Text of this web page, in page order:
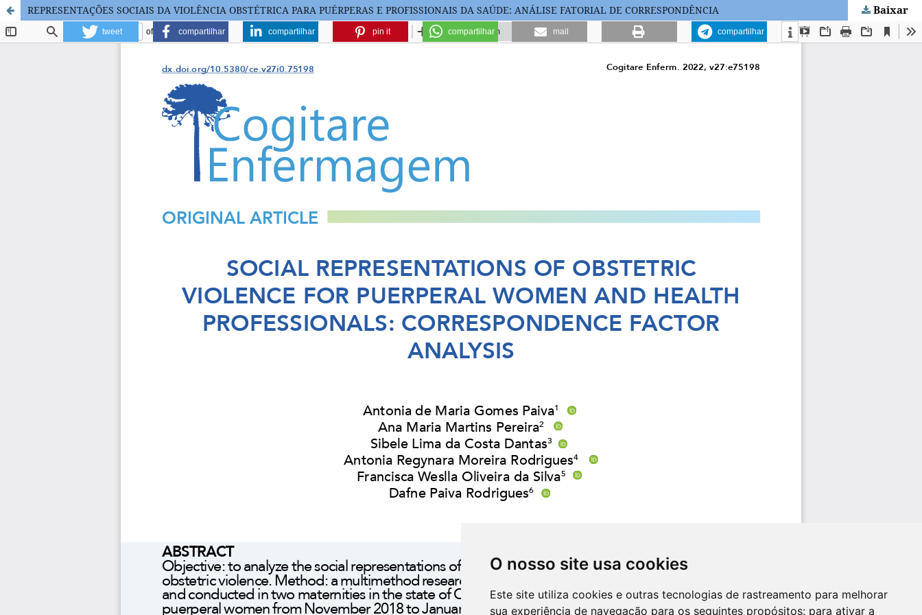
O nosso site usa cookies
Este site utiliza cookies e outras tecnologias de rastreamento para melhorar
sua experiência de navegação para os seguintes propósitos: para ativar a
REPRESENTAÇÕES SOCIAIS DA VIOLÊNCIA OBSTÉTRICA PARA PUÉRPERAS E PROFISSIONAIS DA SAÚDE: ANÁLISE FATORIAL DE CORRESPONDÊNCIA Baixar
tweet compartilhar compartilhar pin it compartilhar mail compartilhar